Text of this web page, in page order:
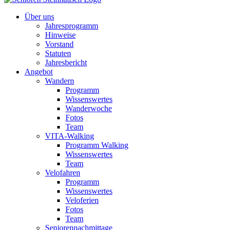
Über uns
Jahresprogramm
Hinweise
Vorstand
Statuten
Jahresbericht
Angebot
Wandern
Programm
Wissenswertes
Wanderwoche
Fotos
Team
VITA-Walking
Programm Walking
Wissenswertes
Team
Velofahren
Programm
Wissenswertes
Veloferien
Fotos
Team
Seniorennachmittage